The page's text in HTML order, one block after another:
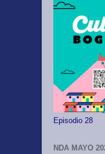
Episodio 28
NDA MAYO